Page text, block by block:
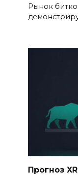
Рынок
Прогноз